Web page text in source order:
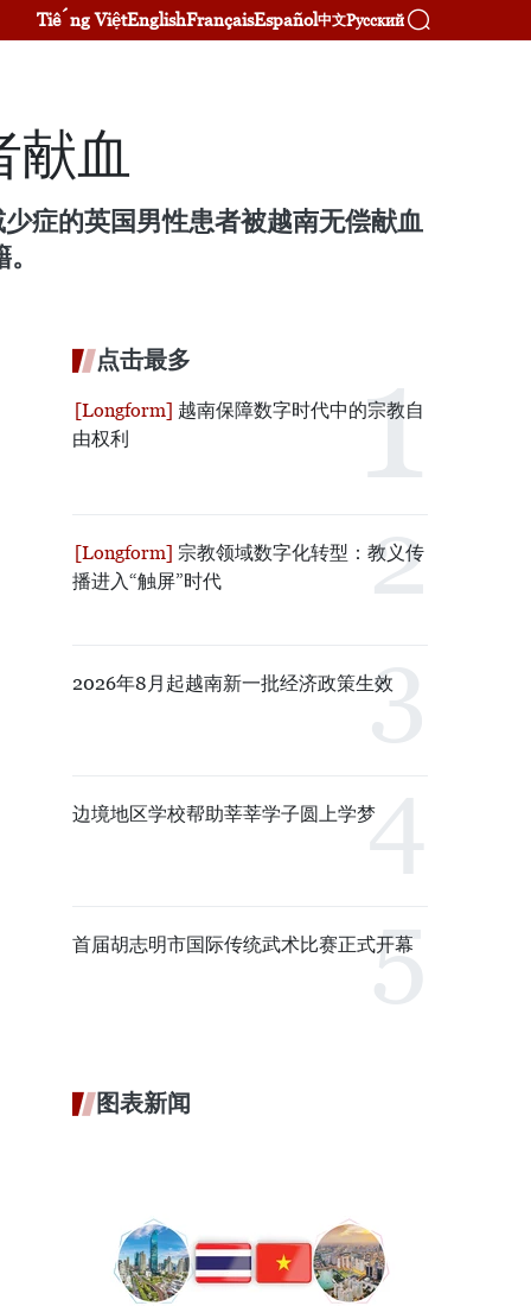
Tiếng ViệtEnglishFrançaisEspañol中文Русский
献血
症的英国男性患者被越南无偿献血
点击最多
越南保障数字时代中的宗教自
由权利
宗教领域数字化转型：教义传
播进入“触屏”时代
2026年8月起越南新一批经济政策生效
边境地区学校帮助莘莘学子圆上学梦
首届胡志明市国际传统武术比赛正式开幕
图表新闻